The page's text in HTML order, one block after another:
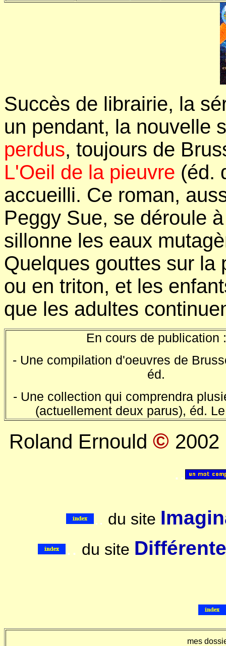
Succès de librairie, la
un pendant, la nouvelle
perdus, toujours de
L'Oeil de la pieuvre (éd.
accueilli. Ce roman,
Peggy Sue, se déroule
sillonne les eaux
Quelques gouttes sur la
ou en triton, et les
que les adultes
En cours de publication :
- Une compilation d'oeuvres de
éd.
- Une collection qui comprendra
(actuellement deux parus), éd.
Roland Ernould © 2002
..
.. du site
.. du site
mes